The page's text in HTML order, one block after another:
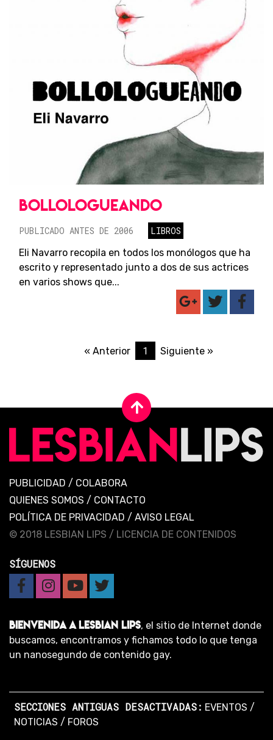
BOLLOLOGUEANDO
PUBLICADO ANTES DE 2006
LIBROS
Eli Navarro recopila en todos los monólogos que ha
escrito y representado junto a dos de sus actrices
en varios shows que...
« Anterior 1 Siguiente »
PUBLICIDAD / COLABORA
QUIENES SOMOS / CONTACTO
POLÍTICA DE PRIVACIDAD / AVISO LEGAL
© 2018 LESBIAN LIPS / LICENCIA DE CONTENIDOS
SÍGUENOS
BIENVENIDA A LESBIAN LIPS, el sitio de Internet donde
buscamos, encontramos y fichamos todo lo que tenga
un nanosegundo de contenido gay.
SECCIONES ANTIGUAS DESACTIVADAS: EVENTOS /
NOTICIAS / FOROS